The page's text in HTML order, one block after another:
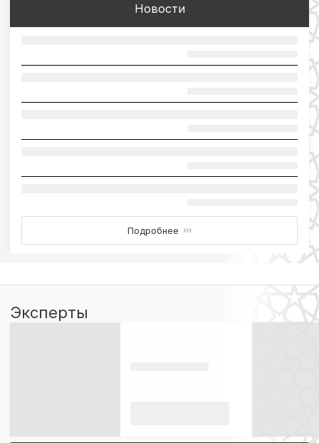
Новости
Подробнее ›››
Эксперты